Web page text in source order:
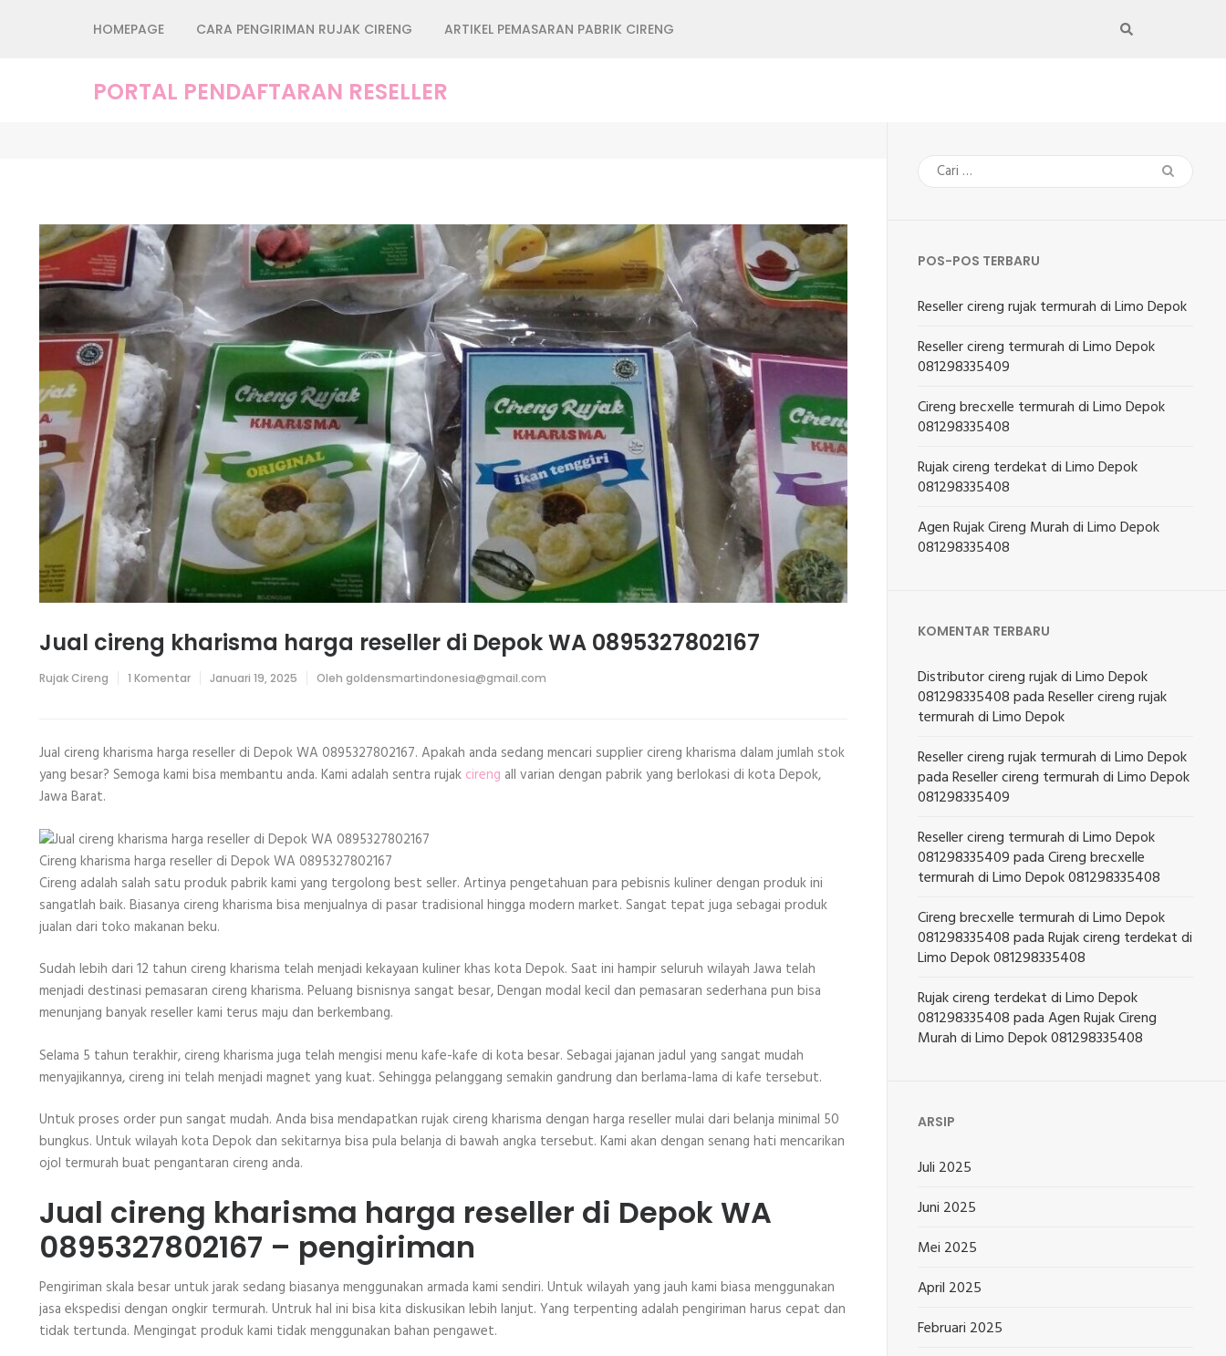
HOMEPAGE CARA PENGIRIMAN RUJAK CIRENG ARTIKEL PEMASARAN PABRIK CIRENG
PORTAL PENDAFTARAN RESELLER
Jual cireng kharisma harga reseller di Depok WA 0895327802167
Rujak Cireng 1 Komentarpada
reseller
di
Depok
Januari 19, 2025 Oleh goldensmartindonesia@gmail.com
Jual cireng kharisma harga reseller di Depok WA 0895327802167. Apakah anda sedang mencari supplier cireng kharisma dalam jumlah stok
yang besar? Semoga kami bisa membantu anda. Kami adalah sentra rujak cireng all varian dengan pabrik yang berlokasi di kota Depok,
Jawa Barat.
Cireng kharisma harga reseller di Depok WA 0895327802167
Cireng adalah salah satu produk pabrik kami yang tergolong best seller. Artinya pengetahuan para pebisnis kuliner dengan produk ini
sangatlah baik. Biasanya cireng kharisma bisa menjualnya di pasar tradisional hingga modern market. Sangat tepat juga sebagai produk
jualan dari toko makanan beku.
Sudah lebih dari 12 tahun cireng kharisma telah menjadi kekayaan kuliner khas kota Depok. Saat ini hampir seluruh wilayah Jawa telah
menjadi destinasi pemasaran cireng kharisma. Peluang bisnisnya sangat besar, Dengan modal kecil dan pemasaran sederhana pun bisa
menunjang banyak reseller kami terus maju dan berkembang.
Selama 5 tahun terakhir, cireng kharisma juga telah mengisi menu kafe-kafe di kota besar. Sebagai jajanan jadul yang sangat mudah
menyajikannya, cireng ini telah menjadi magnet yang kuat. Sehingga pelanggang semakin gandrung dan berlama-lama di kafe tersebut.
Untuk proses order pun sangat mudah. Anda bisa mendapatkan rujak cireng kharisma dengan harga reseller mulai dari belanja minimal 50
bungkus. Untuk wilayah kota Depok dan sekitarnya bisa pula belanja di bawah angka tersebut. Kami akan dengan senang hati mencarikan
ojol termurah buat pengantaran cireng anda.
Jual cireng kharisma harga reseller di Depok WA
0895327802167 – pengiriman
Pengiriman skala besar untuk jarak sedang biasanya menggunakan armada kami sendiri. Untuk wilayah yang jauh kami biasa menggunakan
jasa ekspedisi dengan ongkir termurah. Untruk hal ini bisa kita diskusikan lebih lanjut. Yang terpenting adalah pengiriman harus cepat dan
tidak tertunda. Mengingat produk kami tidak menggunakan bahan pengawet.
Cari
untuk:
POS-POS TERBARU
Reseller cireng rujak termurah di Limo Depok
Reseller cireng termurah di Limo Depok
081298335409
Cireng brecxelle termurah di Limo Depok
081298335408
Rujak cireng terdekat di Limo Depok
081298335408
Agen Rujak Cireng Murah di Limo Depok
081298335408
KOMENTAR TERBARU
Distributor cireng rujak di Limo Depok
081298335408padaReseller cireng rujak
termurah di Limo Depok
Reseller cireng rujak termurah di Limo Depok
padaReseller cireng termurah di Limo Depok
081298335409
Reseller cireng termurah di Limo Depok
081298335409padaCireng brecxelle
termurah di Limo Depok 081298335408
Cireng brecxelle termurah di Limo Depok
081298335408padaRujak cireng terdekat di
Limo Depok 081298335408
Rujak cireng terdekat di Limo Depok
081298335408padaAgen Rujak Cireng
Murah di Limo Depok 081298335408
ARSIP
Juli 2025
Juni 2025
Mei 2025
April 2025
Februari 2025